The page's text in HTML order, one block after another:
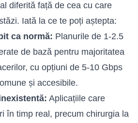
diferită față de cea cu care
Iată la ce te poți aștepta:
ca normă: Planurile de 1-2.5
de bază pentru majoritatea
cu opțiuni de 5-10 Gbps
și accesibile.
Aplicațiile care
în timp real, precum chirurgia la